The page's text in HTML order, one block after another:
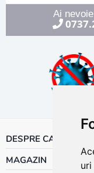
Ai
DESPRE CALOR
MAGAZIN